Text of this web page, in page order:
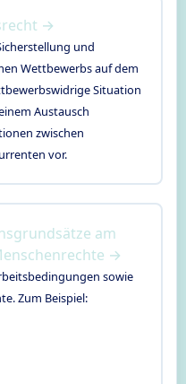
→
und
Wettbewerbs auf dem
Situation
Austausch
zwischen
vor.
am
→
sowie
Zum Beispiel: